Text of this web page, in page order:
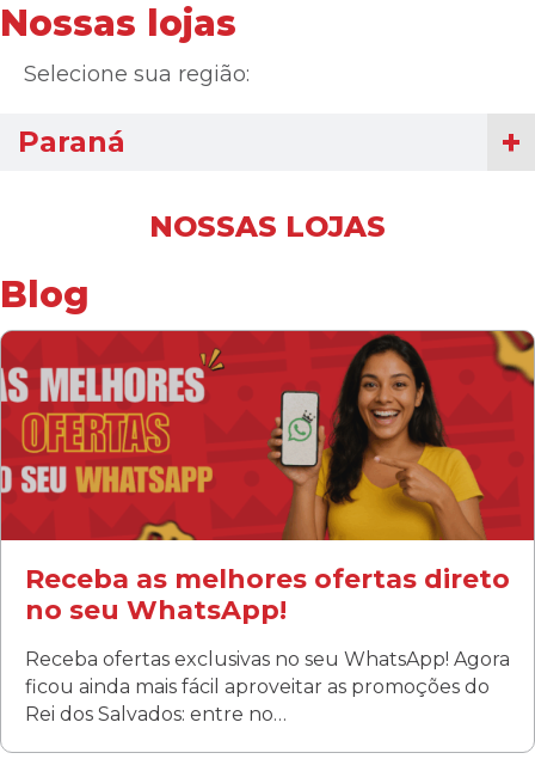
Nossas lojas
Selecione sua região:
Paraná
NOSSAS LOJAS
Blog
Receba as melhores ofertas direto
no seu WhatsApp!
Receba ofertas exclusivas no seu WhatsApp! Agora
ficou ainda mais fácil aproveitar as promoções do
Rei dos Salvados: entre no…